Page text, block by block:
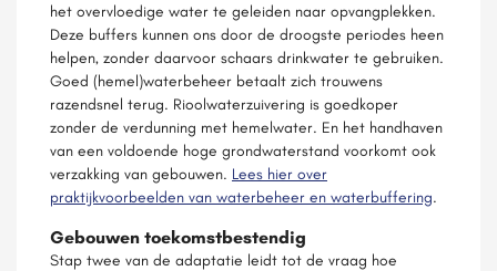
het overvloedige water te geleiden naar opvangplekken.
Deze buffers kunnen ons door de droogste periodes heen
helpen, zonder daarvoor schaars drinkwater te gebruiken.
Goed (hemel)waterbeheer betaalt zich trouwens
razendsnel terug. Rioolwaterzuivering is goedkoper
zonder de verdunning met hemelwater. En het handhaven
van een voldoende hoge grondwaterstand voorkomt ook
verzakking van gebouwen. Lees hier over
praktijkvoorbeelden van waterbeheer en waterbuffering.
Gebouwen toekomstbestendig
Stap twee van de adaptatie leidt tot de vraag hoe